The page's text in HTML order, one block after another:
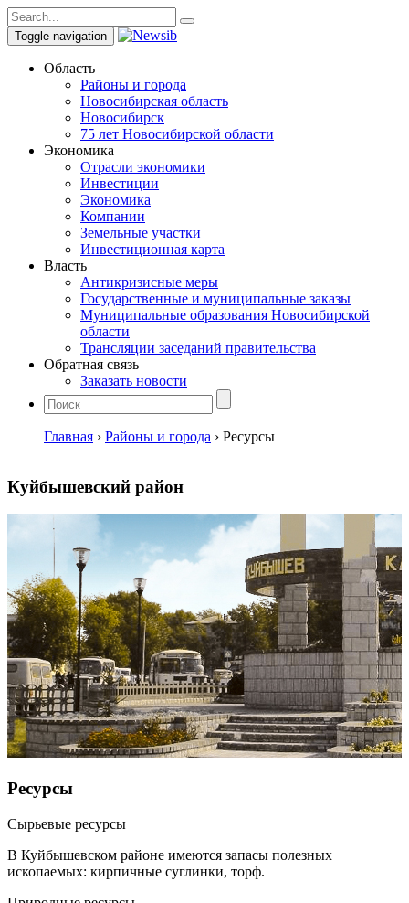
Toggle navigation
Область
Районы и города
Новосибирская область
Новосибирск
75 лет Новосибирской области
Экономика
Отрасли экономики
Инвестиции
Экономика
Компании
Земельные участки
Инвестиционная карта
Власть
Антикризисные меры
Государственные и муниципальные заказы
Муниципальные образования Новосибирской
области
Трансляции заседаний правительства
Обратная связь
Заказать новости
Главная › Районы и города › Ресурсы
Куйбышевский район
Ресурсы
Сырьевые ресурсы
В Куйбышевском районе имеются запасы полезных
ископаемых: кирпичные суглинки, торф.